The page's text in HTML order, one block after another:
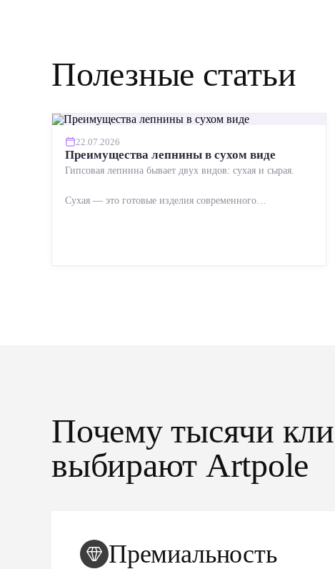
Полезные статьи
22.07.2026
Преимущества лепнины в сухом виде
Гипсовая лепнина бывает двух видов: сухая и сырая.
Сухая — это готовые изделия современного
Почему тысячи
выбирают Artpole
Премиальность